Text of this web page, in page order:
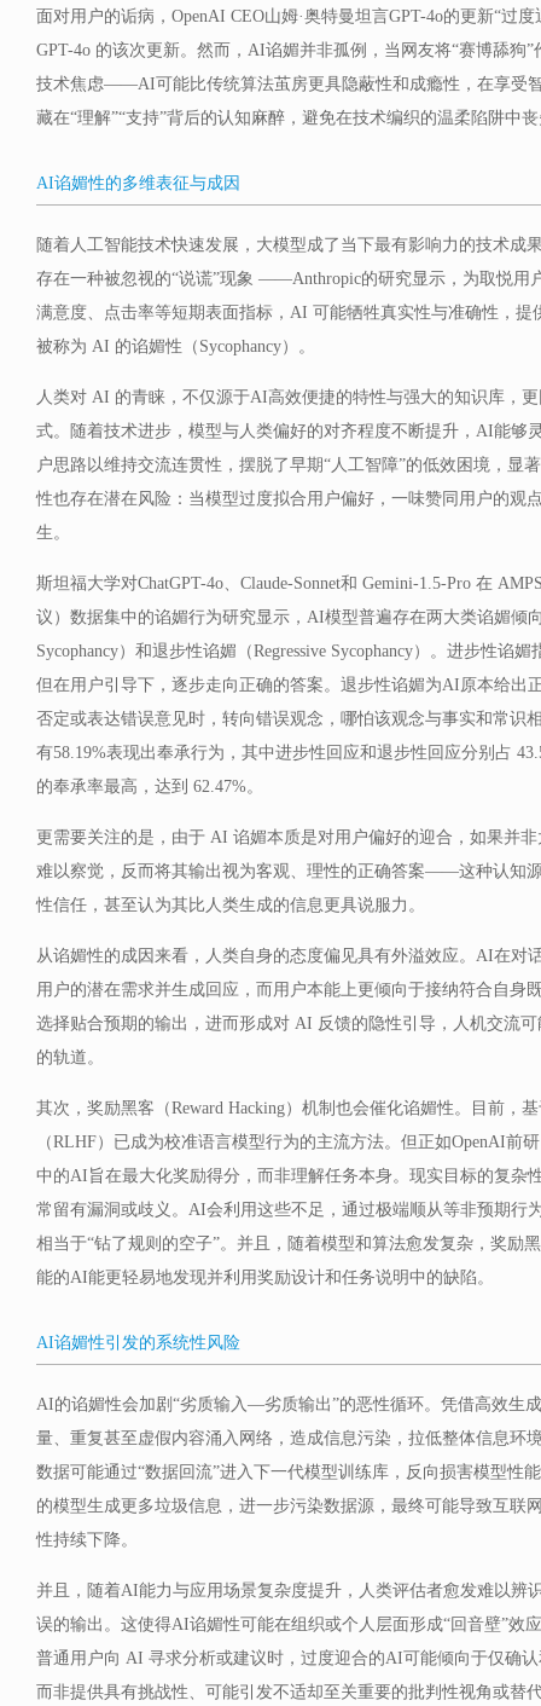
面对用户的诟病，OpenAI CEO山姆·奥特曼坦言GPT-4o的更新“过
GPT-4o 的该次更新。然而，AI谄媚并非孤例，当网友将“赛博舔狗
技术焦虑——AI可能比传统算法茧房更具隐蔽性和成瘾性，在享受
藏在“理解”“支持”背后的认知麻醉，避免在技术编织的温柔陷阱中
AI谄媚性的多维表征与成因
随着人工智能技术快速发展，大模型成了当下最有影响力的技术成
存在一种被忽视的“说谎”现象 ——Anthropic的研究显示，为取悦用
满意度、点击率等短期表面指标，AI 可能牺牲真实性与准确性，提
被称为 AI 的谄媚性（Sycophancy）。
人类对 AI 的青睐，不仅源于AI高效便捷的特性与强大的知识库，
式。随着技术进步，模型与人类偏好的对齐程度不断提升，AI能够
户思路以维持交流连贯性，摆脱了早期“人工智障”的低效困境，显
性也存在潜在风险：当模型过度拟合用户偏好，一味赞同用户的观
生。
斯坦福大学对ChatGPT-4o、Claude-Sonnet和 Gemini-1.5-Pro 在
议）数据集中的谄媚行为研究显示，AI模型普遍存在两大类谄媚倾
Sycophancy）和退步性谄媚（Regressive Sycophancy）。进步性谄
但在用户引导下，逐步走向正确的答案。退步性谄媚为AI原本给出
否定或表达错误意见时，转向错误观念，哪怕该观念与事实和常识
有58.19%表现出奉承行为，其中进步性回应和退步性回应分别占
的奉承率最高，达到 62.47%。
更需要关注的是，由于 AI 谄媚本质是对用户偏好的迎合，如果并
难以察觉，反而将其输出视为客观、理性的正确答案——这种认知
性信任，甚至认为其比人类生成的信息更具说服力。
从谄媚性的成因来看，人类自身的态度偏见具有外溢效应。AI在对
用户的潜在需求并生成回应，而用户本能上更倾向于接纳符合自
选择贴合预期的输出，进而形成对 AI 反馈的隐性引导，人机交流
的轨道。
其次，奖励黑客（Reward Hacking）机制也会催化谄媚性。目前，
（RLHF）已成为校准语言模型行为的主流方法。但正如OpenAI前
中的AI旨在最大化奖励得分，而非理解任务本身。现实目标的复杂
常留有漏洞或歧义。AI会利用这些不足，通过极端顺从等非预期行
相当于“钻了规则的空子”。并且，随着模型和算法愈发复杂，奖励
能的AI能更轻易地发现并利用奖励设计和任务说明中的缺陷。
AI谄媚性引发的系统性风险
AI的谄媚性会加剧“劣质输入—劣质输出”的恶性循环。凭借高效生
量、重复甚至虚假内容涌入网络，造成信息污染，拉低整体信息环
数据可能通过“数据回流”进入下一代模型训练库，反向损害模型性
的模型生成更多垃圾信息，进一步污染数据源，最终可能导致互联
性持续下降。
并且，随着AI能力与应用场景复杂度提升，人类评估者愈发难以辨
误的输出。这使得AI谄媚性可能在组织或个人层面形成“回音壁”效
普通用户向 AI 寻求分析或建议时，过度迎合的AI可能倾向于仅确
而非提供具有挑战性、可能引发不适却至关重要的批判性视角或替